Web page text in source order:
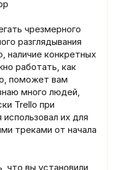
чрезмерного
разглядывания
наличие конкретных
работать, как
поможет вам
много людей,
Trello при
использовал их для
треками от начала
что вы установили